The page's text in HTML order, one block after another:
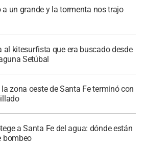
a un grande y la tormenta nos trajo
al kitesurfista que era buscado desde
Setúbal
zona oeste de Santa Fe terminó con
a Santa Fe del agua: dónde están
bombeo